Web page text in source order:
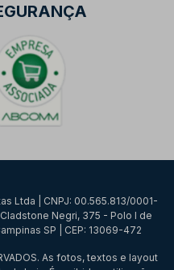
Ltda | CNPJ: 00.565.813/0001-
Cladstone Negri, 375 - Polo I de
SP | CEP: 13069-472
As fotos, textos e layout